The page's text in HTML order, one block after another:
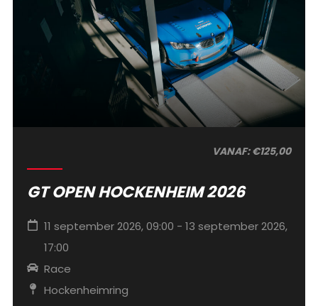
VANAF: €125,00
GT OPEN HOCKENHEIM 2026
11 september 2026, 09:00 - 13 september 2026,
17:00
Race
Hockenheimring